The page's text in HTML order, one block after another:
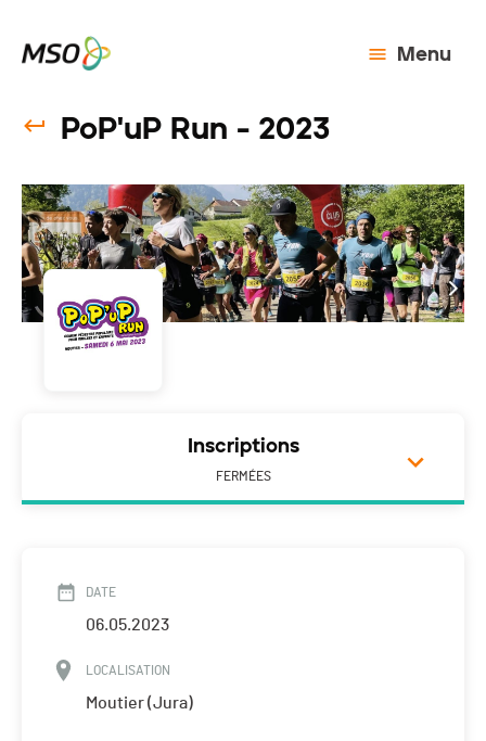
Menu
PoP'uP Run - 2023
Inscriptions
FERMÉES
DATE
06.05.2023
LOCALISATION
Moutier (Jura)